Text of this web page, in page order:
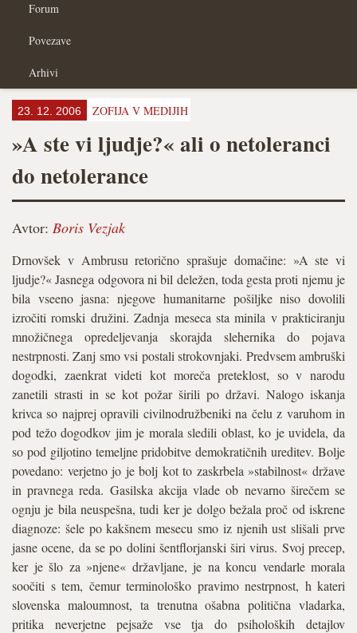
Forum
Povezave
Arhivi
23. 12. 2006 ZOFIJA V MEDIJIH
»A ste vi ljudje?« ali o netoleranci
do netolerance
Avtor: Boris Vezjak
Drnovšek v Ambrusu retorično sprašuje domačine: »A ste vi
ljudje?« Jasnega odgovora ni bil deležen, toda gesta proti njemu je
bila vseeno jasna: njegove humanitarne pošiljke niso dovolili
izročiti romski družini. Zadnja meseca sta minila v prakticiranju
množičnega opredeljevanja skorajda slehernika do pojava
nestrpnosti. Zanj smo vsi postali strokovnjaki. Predvsem ambruški
dogodki, zaenkrat videti kot moreča preteklost, so v narodu
zanetili strasti in se kot požar širili po državi. Nalogo iskanja
krivca so najprej opravili civilnodružbeniki na čelu z varuhom in
pod težo dogodkov jim je morala sledili oblast, ko je uvidela, da
so pod giljotino temeljne pridobitve demokratičnih ureditev. Bolje
povedano: verjetno jo je bolj kot to zaskrbela »stabilnost« države
in pravnega reda. Gasilska akcija vlade ob nevarno širečem se
ognju je bila neuspešna, tudi ker je dolgo bežala proč od iskrene
diagnoze: šele po kakšnem mesecu smo iz njenih ust slišali prve
jasne ocene, da se po dolini šentflorjanski širi virus. Svoj precep,
ker je šlo za »njene« državljane, je na koncu vendarle morala
soočiti s tem, čemur terminološko pravimo nestrpnost, h kateri
slovenska maloumnost, ta trenutna ošabna politična vladarka,
pritika neverjetne pejsaže vse tja do psiholoških detajlov